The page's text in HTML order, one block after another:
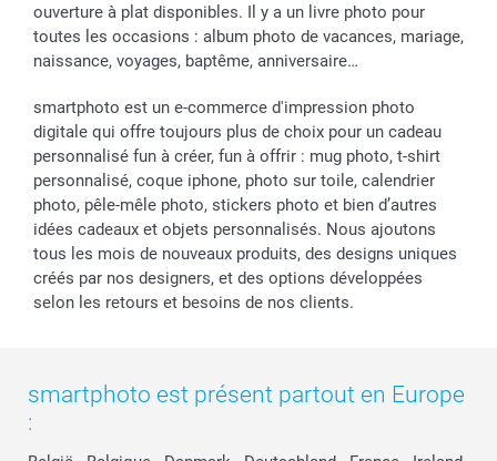
ouverture à plat disponibles. Il y a un livre photo pour
toutes les occasions : album photo de vacances, mariage,
naissance, voyages, baptême, anniversaire…
smartphoto est un e-commerce d'impression photo
digitale qui offre toujours plus de choix pour un cadeau
personnalisé fun à créer, fun à offrir : mug photo, t-shirt
personnalisé, coque iphone, photo sur toile, calendrier
photo, pêle-mêle photo, stickers photo et bien d’autres
idées cadeaux et objets personnalisés. Nous ajoutons
tous les mois de nouveaux produits, des designs uniques
créés par nos designers, et des options développées
selon les retours et besoins de nos clients.
smartphoto est présent partout en Europe
: